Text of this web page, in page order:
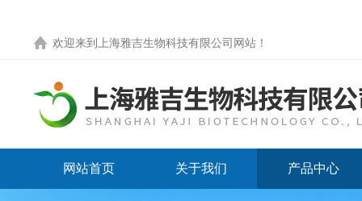
欢迎来到 上海雅吉生物科技有限公司网站 ！
网站首页 关于我们 产品中心